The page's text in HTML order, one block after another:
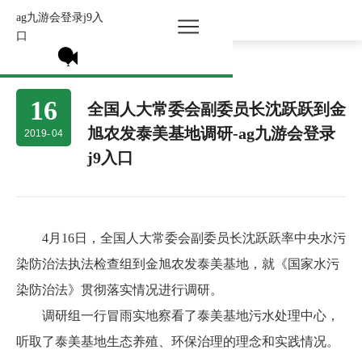
ag九游会登录j9入
口
所有分类 >
16
2019-04
全国人大常委会副委员长沈跃跃到金
旭农发泰美基地调研-ag九游会登录
j9入口
4月16日，全国人大常委会副委员长沈跃跃率中央水污
染防治法执法检查组到金旭农发泰美基地，就《国家水污
染防治法》贯彻落实情况进行调研。
调研组一行冒雨实地察看了泰美基地污水处理中心，
听取了泰美基地生态养殖、环保治理的理念和实践情况。